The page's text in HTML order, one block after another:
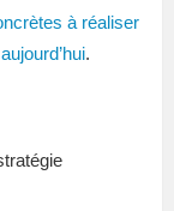
à réaliser
.